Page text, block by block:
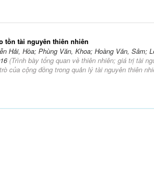
tồn tài nguyên thiên nhiên
Hải, Hòa; Phùng Văn, Khoa; Hoàng Văn, Sâm;
(Trình bày tổng quan về thiên nhiên; giá trị tài
của cộng đồng trong quản lý tài nguyên thiên